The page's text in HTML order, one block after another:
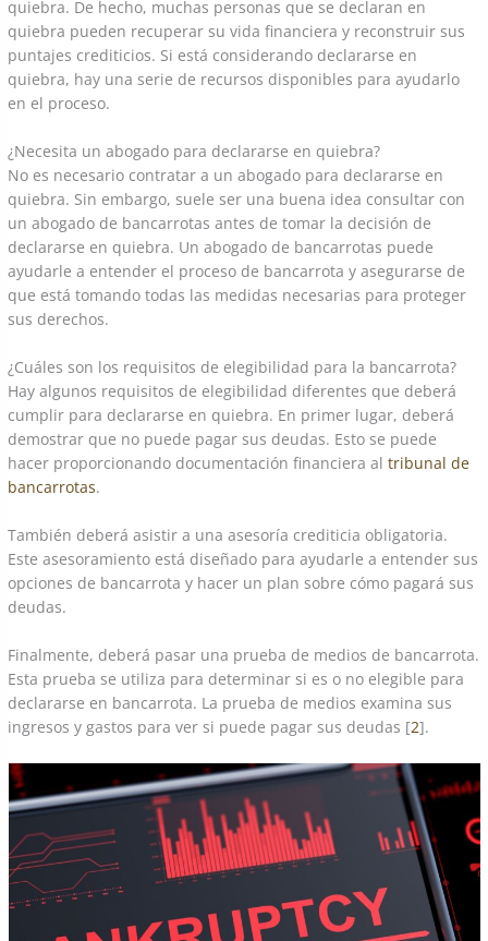
quiebra. De hecho, muchas personas que se declaran en
quiebra pueden recuperar su vida financiera y reconstruir sus
puntajes crediticios. Si está considerando declararse en
quiebra, hay una serie de recursos disponibles para ayudarlo
en el proceso.
¿Necesita un abogado para declararse en quiebra?
No es necesario contratar a un abogado para declararse en
quiebra. Sin embargo, suele ser una buena idea consultar con
un abogado de bancarrotas antes de tomar la decisión de
declararse en quiebra. Un abogado de bancarrotas puede
ayudarle a entender el proceso de bancarrota y asegurarse de
que está tomando todas las medidas necesarias para proteger
sus derechos.
¿Cuáles son los requisitos de elegibilidad para la bancarrota?
Hay algunos requisitos de elegibilidad diferentes que deberá
cumplir para declararse en quiebra. En primer lugar, deberá
demostrar que no puede pagar sus deudas. Esto se puede
hacer proporcionando documentación financiera altribunal de
bancarrotas.
También deberá asistir a una asesoría crediticia obligatoria.
Este asesoramiento está diseñado para ayudarle a entender sus
opciones de bancarrota y hacer un plan sobre cómo pagará sus
deudas.
Finalmente, deberá pasar una prueba de medios de bancarrota.
Esta prueba se utiliza para determinar si es o no elegible para
declararse en bancarrota. La prueba de medios examina sus
ingresos y gastos para ver si puede pagar sus deudas [2].